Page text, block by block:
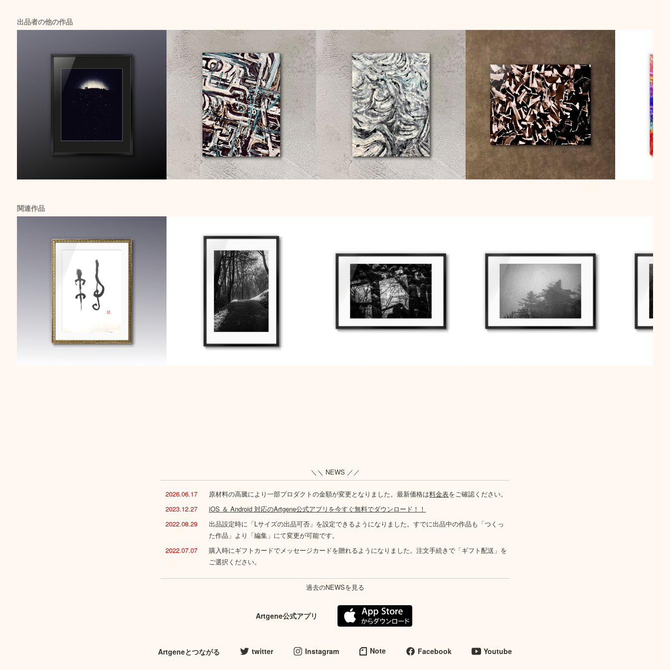
出品者の他の作品
関連作品
＼＼ NEWS ／／
2026.06.17 原材料の高騰により一部プロダクトの金額が変更となりました。最新価格は料金表をご確認ください。
2023.12.27
iOS ＆ Android 対応のArtgene公式アプリを今すぐ無料でダウンロード！！
2022.08.29
出品設定時に「Lサイズの出品可否」を設定できるようになりました。すでに出品中の作品も「つくっ
た作品」より「編集」にて変更が可能です。
2022.07.07
購入時にギフトカードでメッセージカードを贈れるようになりました。注文手続きで「ギフト配送」を
ご選択ください。
過去のNEWSを見る
Artgene公式アプリ
Artgeneとつながる twitter Instagram Note Facebook Youtube